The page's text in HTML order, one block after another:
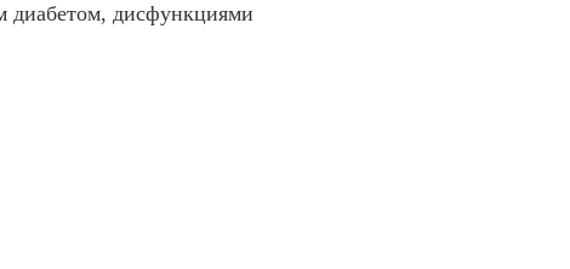
диабетом, дисфункциями